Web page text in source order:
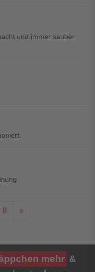
und immer sauber
8 »
mehr &